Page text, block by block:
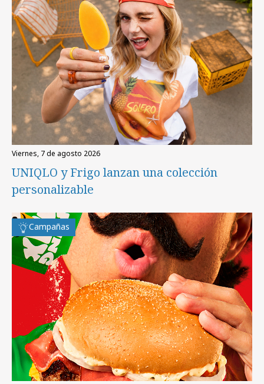
viernes, 7 de agosto 2026
UNIQLO y Frigo lanzan una colección
personalizable
Campañas